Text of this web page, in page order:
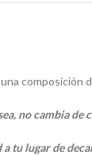
composición
no cambia de
tu lugar de